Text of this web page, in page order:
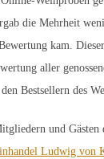
die Mehrheit
kam.
aller
Bestsellern des
und
Ludwig von